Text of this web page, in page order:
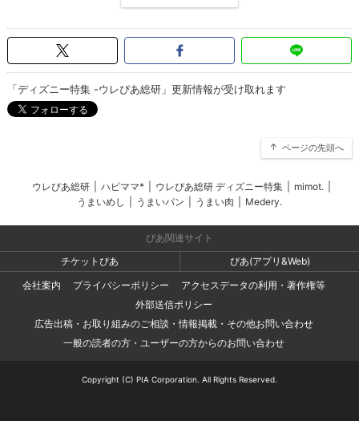
「ディズニー特集 -ウレぴあ総研」更新情報が受け取れます
ページの先頭へ
ウレぴあ総研 ハピママ* ウレぴあ総研 ディズニー特集 mimot.
うまいめし
うまいパン うまい肉 Medery.
ぴあ関連サイト
チケットぴあ
ぴあ(アプリ&Web)
会社案内
プライバシーポリシー
アクセスデータの利用・著作権等
外部送信ポリシー
広告出稿・お取り組みのご相談・情報掲載・その他お問い合わせ
一般の読者の方・ユーザーの方からのお問い合わせ
Copyright (C) PIA Corporation. All Rights Reserved.